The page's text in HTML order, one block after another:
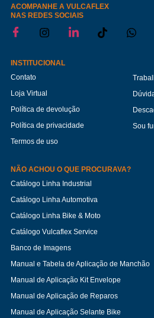
ACOMPANHE A VULCAFLEX
NAS REDES SOCIAIS
INSTITUCIONAL
Contato
Loja Virtual
Política de devolução
Política de privacidade
Termos de uso
Sou
NÃO ACHOU O QUE PROCURAVA?
Catálogo Linha Industrial
Catálogo Linha Automotiva
Catálogo Linha Bike & Moto
Catálogo Vulcaflex Service
Banco de Imagens
Manual e Tabela de Aplicação de Manchão
Manual de Aplicação Kit Envelope
Manual de Aplicação de Reparos
Manual de Aplicação Selante Bike